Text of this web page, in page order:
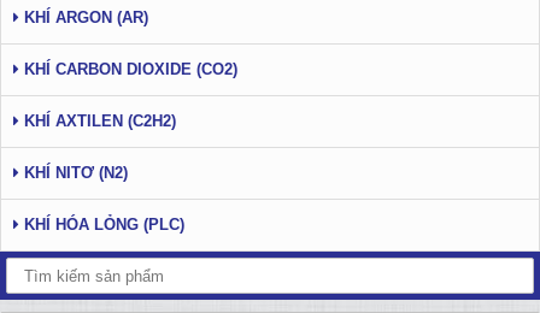
KHÍ ARGON (AR)
KHÍ CARBON DIOXIDE (CO2)
KHÍ AXTILEN (C2H2)
KHÍ NITƠ (N2)
KHÍ HÓA LỎNG (PLC)